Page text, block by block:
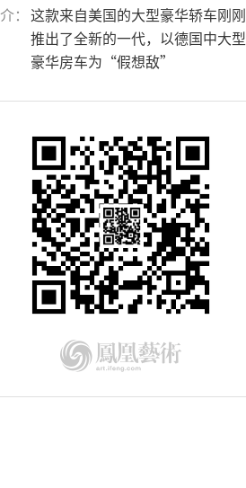
06-26车元素 汽车资讯娱乐系
06-19车元素 瘦身救地球
06-12车元素 超级跑车多元化
06-12车元素 超级跑车多元化
06-12车元素 超级跑车多元化
：
这款来自美国的大型豪华轿车刚刚
推出了全新的一代，以德国中大型
豪华房车为“假想敌”